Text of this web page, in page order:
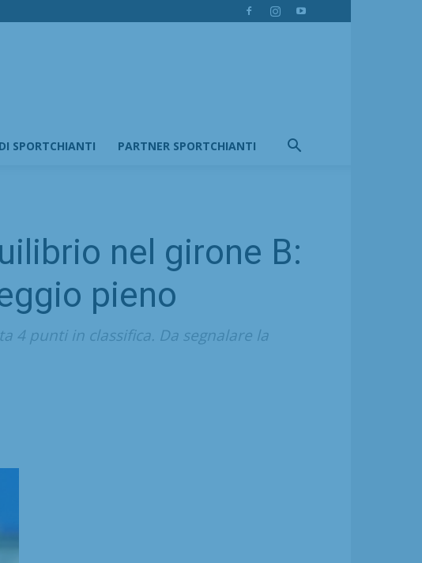
SPORTCHIANTI PARTNER SPORTCHIANTI
nel girone B:
pieno
4 punti in classifica. Da segnalare la